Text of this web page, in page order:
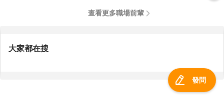
查看更多職場前輩
大家都在搜
發問